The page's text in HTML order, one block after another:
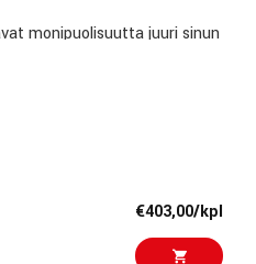
monipuolisuutta juuri sinun
signaali
tai balansoitu XLR-
virheetöntä suorituskykyä
laajenevat
on oma tasosäädin, joten
€403,00/kpl